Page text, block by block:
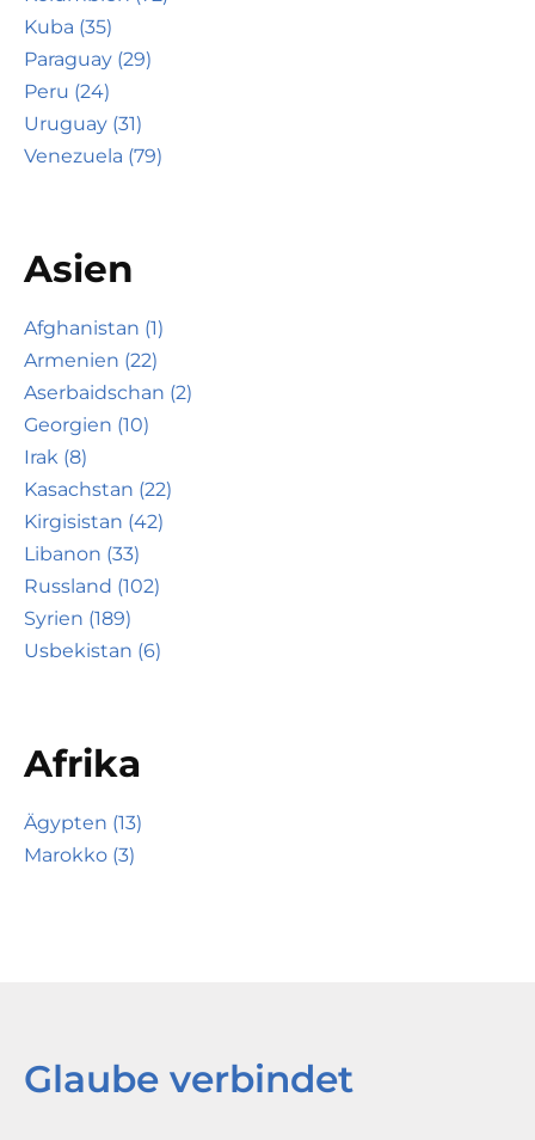
Kuba (35)
Paraguay (29)
Peru (24)
Uruguay (31)
Venezuela (79)
Asien
Afghanistan (1)
Armenien (22)
Aserbaidschan (2)
Georgien (10)
Irak (8)
Kasachstan (22)
Kirgisistan (42)
Libanon (33)
Russland (102)
Syrien (189)
Usbekistan (6)
Afrika
Ägypten (13)
Marokko (3)
Glaube verbindet